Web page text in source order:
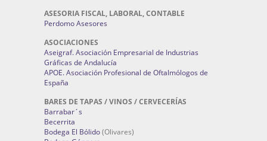
ASESORIA FISCAL, LABORAL, CONTABLE
Perdomo Asesores
ASOCIACIONES
Aseigraf. Asociación Empresarial de Industrias
Gráficas de Andalucía
APOE. Asociación Profesional de Oftalmólogos de
España
BARES DE TAPAS / VINOS / CERVECERÍAS
Barrabar´s
Becerrita
Bodega El Bólido(Olivares)